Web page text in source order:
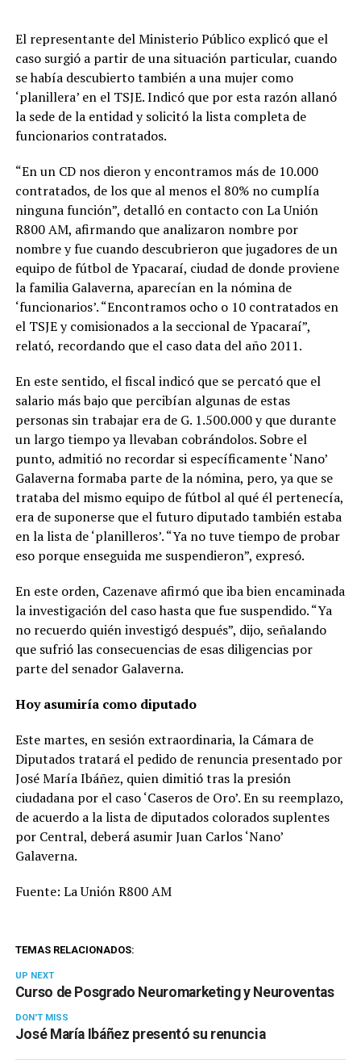
El representante del Ministerio Público explicó que el
caso surgió a partir de una situación particular, cuando
se había descubierto también a una mujer como
‘planillera’ en el TSJE. Indicó que por esta razón allanó
la sede de la entidad y solicitó la lista completa de
funcionarios contratados.
“En un CD nos dieron y encontramos más de 10.000
contratados, de los que al menos el 80% no cumplía
ninguna función”, detalló en contacto con La Unión
R800 AM, afirmando que analizaron nombre por
nombre y fue cuando descubrieron que jugadores de un
equipo de fútbol de Ypacaraí, ciudad de donde proviene
la familia Galaverna, aparecían en la nómina de
‘funcionarios’. “Encontramos ocho o 10 contratados en
el TSJE y comisionados a la seccional de Ypacaraí”,
relató, recordando que el caso data del año 2011.
En este sentido, el fiscal indicó que se percató que el
salario más bajo que percibían algunas de estas
personas sin trabajar era de G. 1.500.000 y que durante
un largo tiempo ya llevaban cobrándolos. Sobre el
punto, admitió no recordar si específicamente ‘Nano’
Galaverna formaba parte de la nómina, pero, ya que se
trataba del mismo equipo de fútbol al qué él pertenecía,
era de suponerse que el futuro diputado también estaba
en la lista de ‘planilleros’. “Ya no tuve tiempo de probar
eso porque enseguida me suspendieron”, expresó.
En este orden, Cazenave afirmó que iba bien encaminada
la investigación del caso hasta que fue suspendido. “Ya
no recuerdo quién investigó después”, dijo, señalando
que sufrió las consecuencias de esas diligencias por
parte del senador Galaverna.
Hoy asumiría como diputado
Este martes, en sesión extraordinaria, la Cámara de
Diputados tratará el pedido de renuncia presentado por
José María Ibáñez, quien dimitió tras la presión
ciudadana por el caso ‘Caseros de Oro’. En su reemplazo,
de acuerdo a la lista de diputados colorados suplentes
por Central, deberá asumir Juan Carlos ‘Nano’
Galaverna.
Fuente: La Unión R800 AM
TEMAS RELACIONADOS:
UP NEXT
Curso de Posgrado Neuromarketing y Neuroventas
DON'T MISS
José María Ibáñez presentó su renuncia